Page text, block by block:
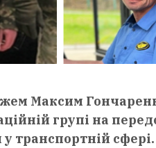
Максим
групі на
транспортній